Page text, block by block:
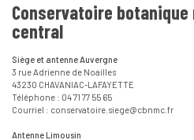
Conservatoire
central
Siège et antenne Auvergne
3 rue Adrienne de Noailles
43230 CHAVANIAC-LAFAYETTE
Téléphone : 04 71 77 55 65
Courriel : conservatoire.siege@cbnmc.fr
Antenne Limousin